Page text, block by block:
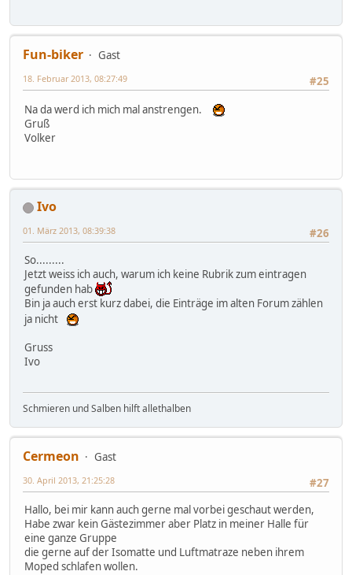
Fun-biker
Gast
#25
18. Februar 2013, 08:27:49
Na da werd ich mich mal anstrengen.
Gruß
Volker
Ivo
#26
01. März 2013, 08:39:38
So.........
Jetzt weiss ich auch, warum ich keine Rubrik zum eintragen
gefunden hab
Bin ja auch erst kurz dabei, die Einträge im alten Forum zählen
ja nicht
Gruss
Ivo
Schmieren und Salben hilft allethalben
Cermeon
Gast
#27
30. April 2013, 21:25:28
Hallo, bei mir kann auch gerne mal vorbei geschaut werden,
Habe zwar kein Gästezimmer aber Platz in meiner Halle für
eine ganze Gruppe
die gerne auf der Isomatte und Luftmatraze neben ihrem
Moped schlafen wollen.